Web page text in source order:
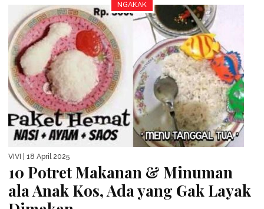
NGAKAK
VIVI | 18 April 2025
10 Potret Makanan & Minuman
ala Anak Kos, Ada yang Gak Layak